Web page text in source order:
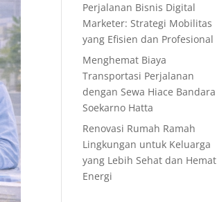
Perjalanan Bisnis Digital
Marketer: Strategi Mobilitas
yang Efisien dan Profesional
Menghemat Biaya
Transportasi Perjalanan
dengan Sewa Hiace Bandara
Soekarno Hatta
Renovasi Rumah Ramah
Lingkungan untuk Keluarga
yang Lebih Sehat dan Hemat
Energi